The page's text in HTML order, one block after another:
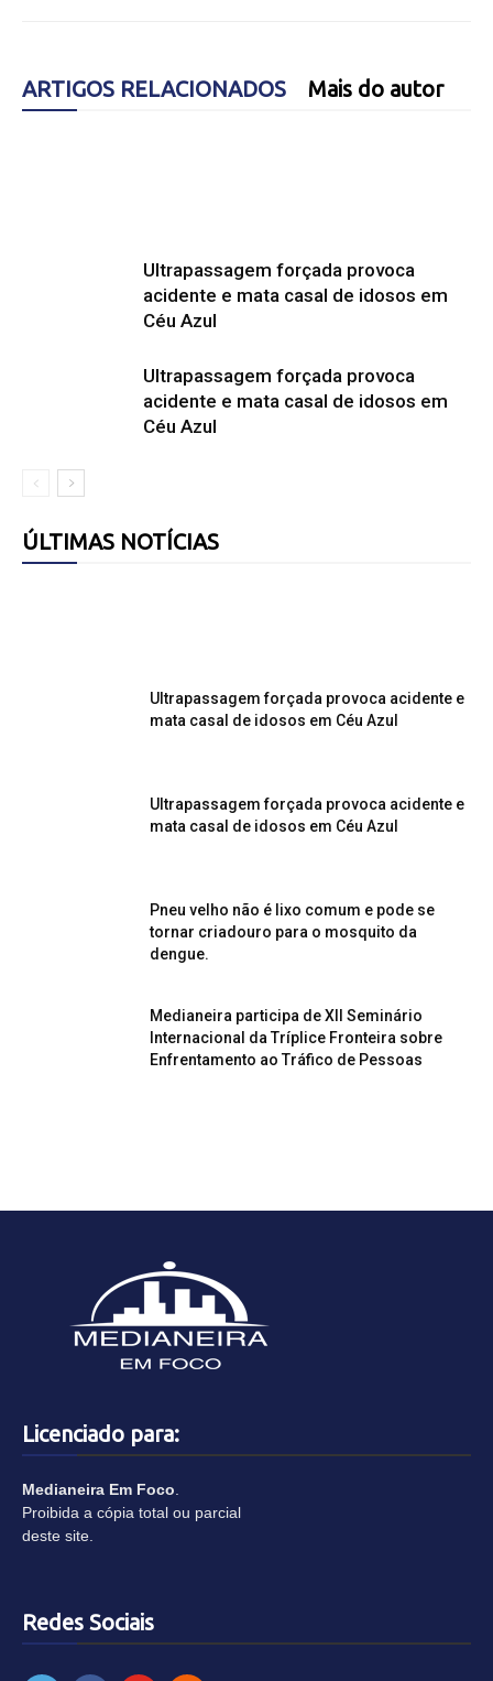
ARTIGOS RELACIONADOS Mais do autor
Ultrapassagem forçada provoca
acidente e mata casal de idosos em
Céu Azul
Ultrapassagem forçada provoca
acidente e mata casal de idosos em
Céu Azul
ÚLTIMAS NOTÍCIAS
Ultrapassagem forçada provoca acidente e
mata casal de idosos em Céu Azul
Ultrapassagem forçada provoca acidente e
mata casal de idosos em Céu Azul
Pneu velho não é lixo comum e pode se
tornar criadouro para o mosquito da
dengue.
Medianeira participa de XII Seminário
Internacional da Tríplice Fronteira sobre
Enfrentamento ao Tráfico de Pessoas
Licenciado para:
Medianeira Em Foco
Proibida a cópia total ou parcial
deste site.
Redes Sociais